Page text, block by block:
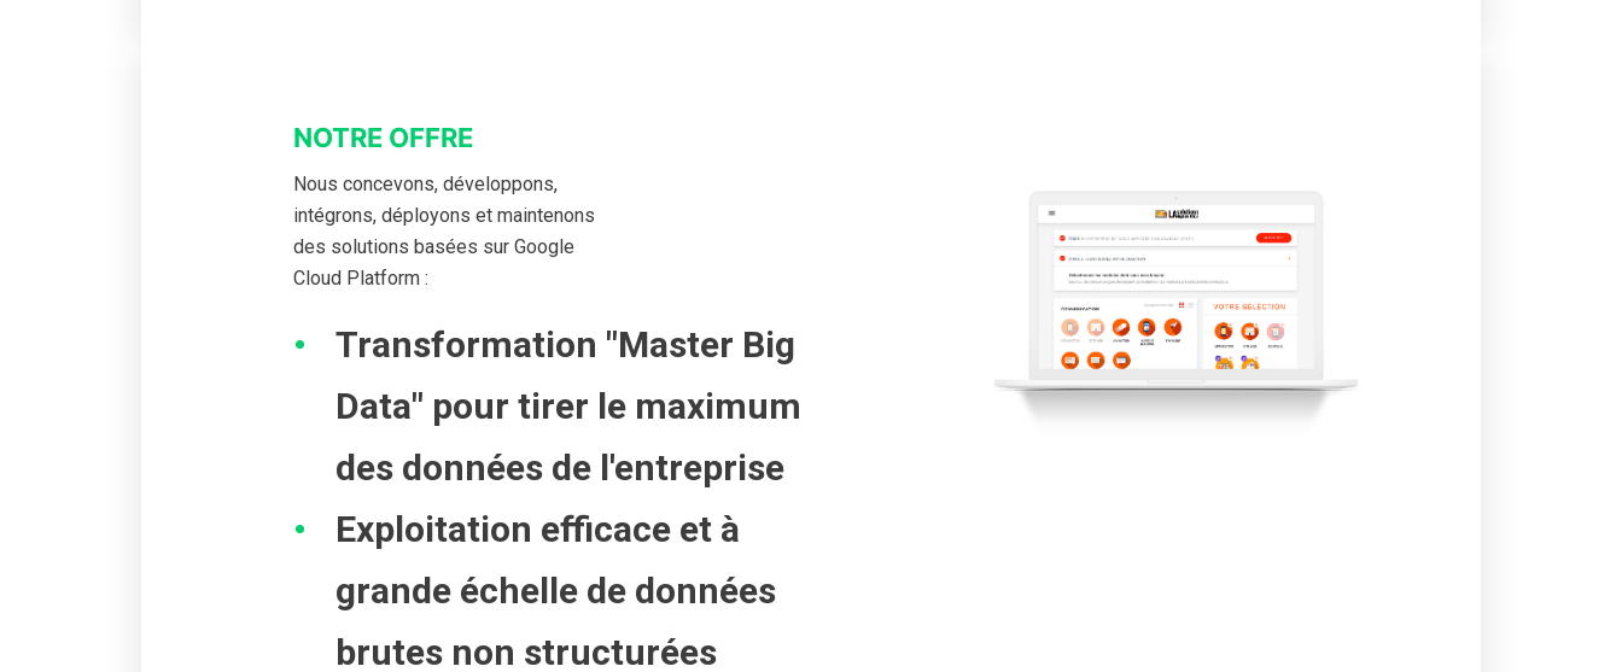
NOTRE OFFRE
Nous concevons, développons,
intégrons, déployons et maintenons
des solutions basées sur Google
Cloud Platform :
Transformation "Master Big
Data" pour tirer le maximum
des données de l'entreprise
Exploitation efficace et à
grande échelle de données
brutes non structurées